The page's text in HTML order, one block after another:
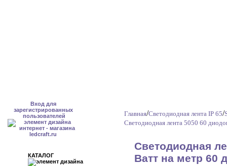
Вход для
зарегистрированных
пользователей
КАТАЛОГ
Главная/Светодиодная лента IP 65/
Светодиодная лента 5050 60
Светодиодная
Ватт на метр 60